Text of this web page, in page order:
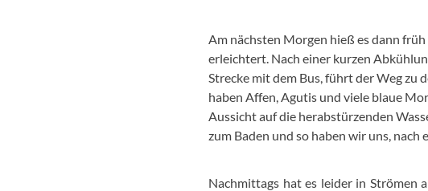
Am nächsten Morgen hieß es dann
erleichtert. Nach einer kurzen
Strecke mit dem Bus, führt der Weg zu
haben Affen, Agutis und viele blaue
Aussicht auf die herabstürzenden
zum Baden und so haben wir uns, nach
Nachmittags hat es leider in Strömen